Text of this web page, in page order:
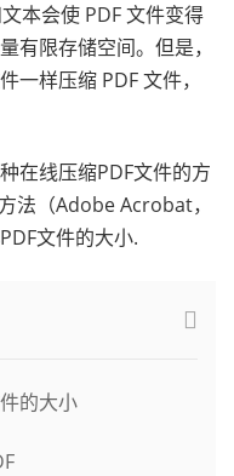
本会使 PDF 文件变得
有限存储空间。但是，
一样压缩 PDF 文件，
在线压缩PDF文件的方
法（Adobe Acrobat，
文件的大小.
的大小